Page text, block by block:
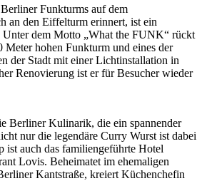
Funkturms auf dem
an den Eiffelturm erinnert, ist ein
Unter dem Motto „What the FUNK“ rückt
Meter hohen Funkturm und eines der
der Stadt mit einer Lichtinstallation in
Renovierung ist er für Besucher wieder
Berliner Kulinarik, die ein spannender
nur die legendäre Curry Wurst ist dabei
ist auch das familiengeführte Hotel
Lovis. Beheimatet im ehemaligen
Kantstraße, kreiert Küchenchefin